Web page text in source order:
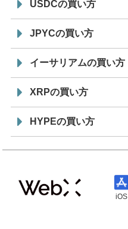
USDCの買い方
JPYCの買い方
イーサリアムの買い方
XRPの買い方
HYPEの買い方
iOS